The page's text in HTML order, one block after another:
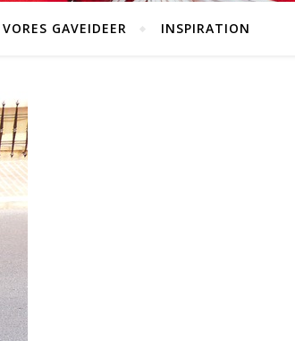
VORES GAVEIDEER INSPIRATION